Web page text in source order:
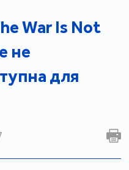
War Is Not
не
для